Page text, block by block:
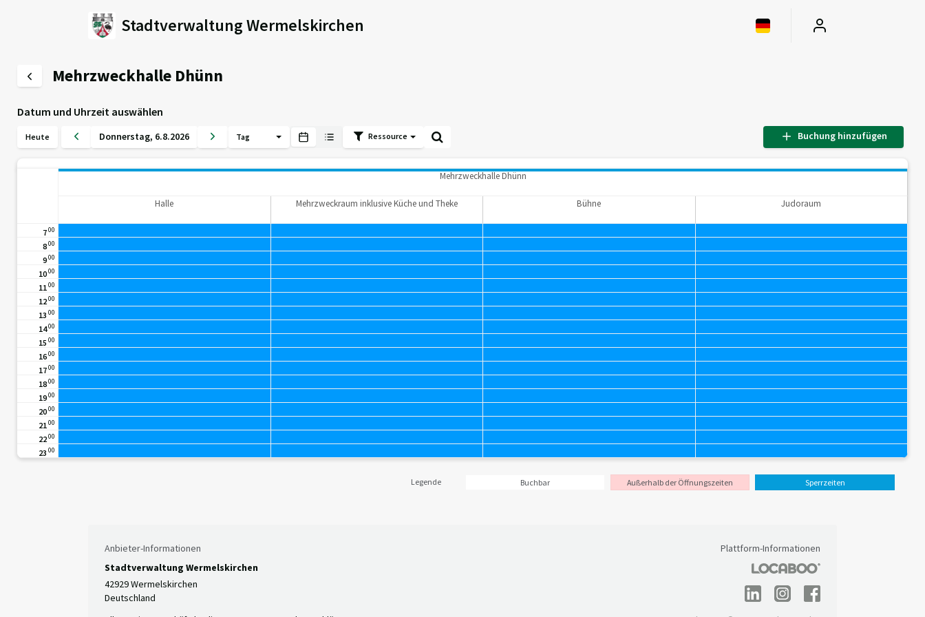
Stadtverwaltung Wermelskirchen
Mehrzweckhalle Dhünn
Datum und Uhrzeit auswählen
Heute Donnerstag, 6.8.2026 Tag Ressource Buchung hinzufügen
Mehrzweckhalle Dhünn
Halle Mehrzweckraum inklusive Küche und Theke Bühne Judoraum
700
800
900
1000
1100
1200
13 00
1400
15 00
1600
1700
1800
1900
2000
2100
2200
23 00
Legende Buchbar Außerhalb der Öffnungszeiten Sperrzeiten
Anbieter-Informationen
Stadtverwaltung Wermelskirchen
42929 Wermelskirchen
Deutschland
Plattform-Informationen